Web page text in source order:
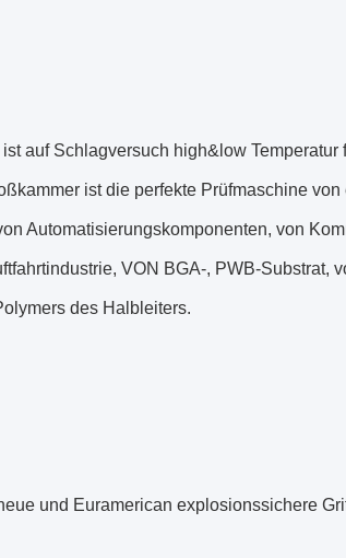
auf Schlagversuch high&low
ist die perfekte Prüfmaschine
Automatisierungskomponenten, von
VON BGA-, PWB-Substrat,
des Halbleiters.
und Euramerican explosionssichere